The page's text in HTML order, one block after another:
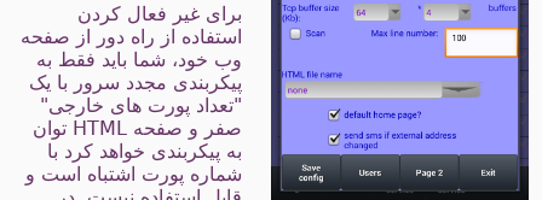
برای غیر فعال کردن
استفاده از راه دور از صفحه
وب خود، شما باید فقط به
پیکربندی مجدد سرور با یک
"تعداد پورت های خارجی"
صفر و صفحه HTML توان
به پیکربندی خواهد کرد با
شماره پورت اشتباه است و